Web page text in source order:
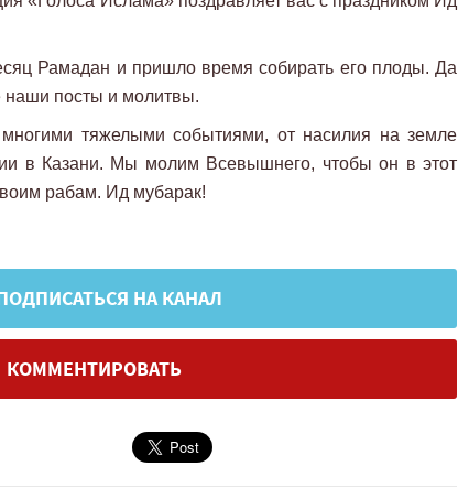
Рамадан и пришло время собирать его плоды. Да
наши посты и молитвы.
тяжелыми событиями, от насилия на земле
в Казани. Мы молим Всевышнего, чтобы он в этот
рабам. Ид мубарак!
НА КАНАЛ
КОММЕНТИРОВАТЬ